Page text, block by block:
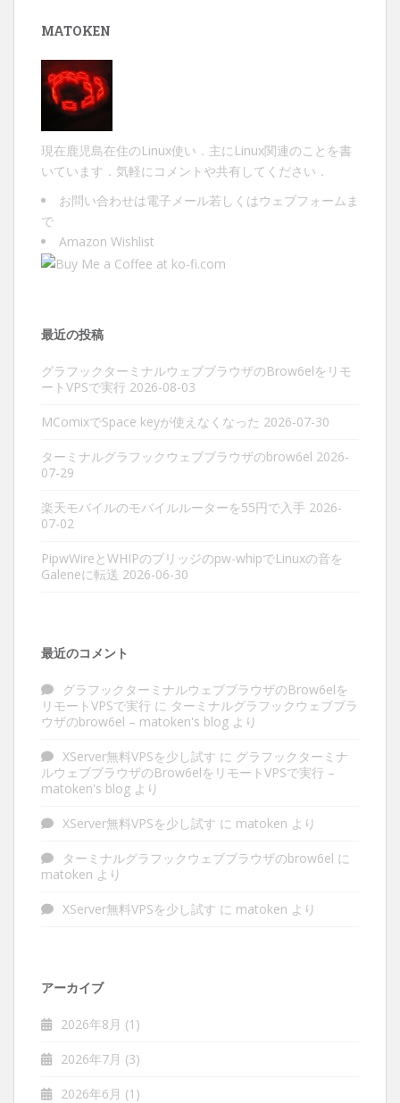
MATOKEN
現在鹿児島在住のLinux使い．主にLinux関連のことを書
いています．気軽にコメントや共有してください．
お問い合わせは電子メール若しくは ウェブフォーム ま
で
Amazon Wishlist
最近の投稿
グラフックターミナルウェブブラウザのBrow6elをリモ
ートVPSで実行 2026-08-03
MComixでSpace keyが使えなくなった 2026-07-30
ターミナルグラフックウェブブラウザのbrow6el 2026-
07-29
楽天モバイルのモバイルルーターを55円で入手 2026-
07-02
PipwWireとWHIPのブリッジのpw-whipでLinuxの音を
Galeneに転送 2026-06-30
最近のコメント
グラフックターミナルウェブブラウザのBrow6elを
リモートVPSで実行 に ターミナルグラフックウェブブラ
ウザのbrow6el – matoken's blog より
XServer無料VPSを少し試す に グラフックターミナ
ルウェブブラウザのBrow6elをリモートVPSで実行 –
matoken's blog より
XServer無料VPSを少し試す に matoken より
ターミナルグラフックウェブブラウザのbrow6el に
matoken より
XServer無料VPSを少し試す に matoken より
アーカイブ
2026年8月 (1)
2026年7月 (3)
2026年6月 (1)